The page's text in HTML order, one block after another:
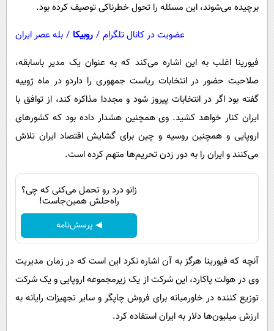
اجتماعی
حیات وحش
برچیده می‌شوند، این مسئله را تحول خطرناکی توصیف کرده بود.
عضویت در کانال تلگرام / روبیکا / بله عصر ایران
فیورینا اغلب به این اشاره می‌کند که به عنوان یک مدیر باسابقه،
صلاحیت حضور در انتخابات ریاست جمهوری را داردو در ماه ژوییه
گفته بود اگر در انتخابات پیروز شود و مجددا مذاکره کند، از توافق با
ایران کنار خواهد کشید. وی همچنین هشدار داده بود که کشورهای
اروپایی و همچنین روسیه و چین برای گشایش اقتصاد ایران تلاش
می‌کنند و ایران را به دور زدن تحریم‌ها متهم کرده است.
زانو درد رو تحمل می‌کنی که چی؟
راه‌حلش همین‌جاست!
◀ پرسش‌نامه
آنچه که فیورینا هرگز به آن اشاره نکرد این است که در زمان مدیریت
وی در هولت پاکارد، این شرکت از یک زیرمجموعه اروپایی و یک شرکت
توزیع کننده در خاورمیانه برای فروش چاپگر و سایر تجهیزات رایانه به
ارزش میلیون‌ها دلار به ایران استفاده کرد.